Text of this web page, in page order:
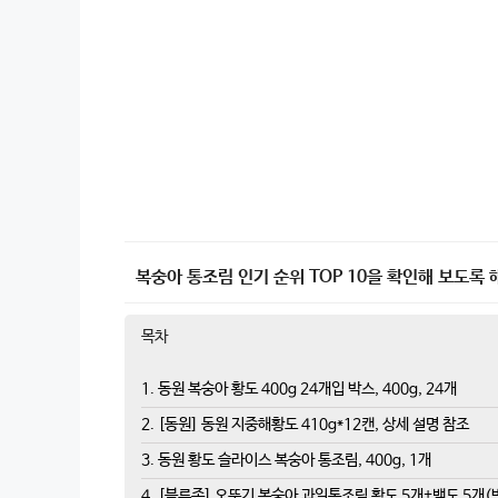
복숭아 통조림 인기 순위 TOP 10을 확인해 보도록
목차
1. 동원 복숭아 황도 400g 24개입 박스, 400g, 24개
2. [동원] 동원 지중해황도 410g*12캔, 상세 설명 참조
3. 동원 황도 슬라이스 복숭아 통조림, 400g, 1개